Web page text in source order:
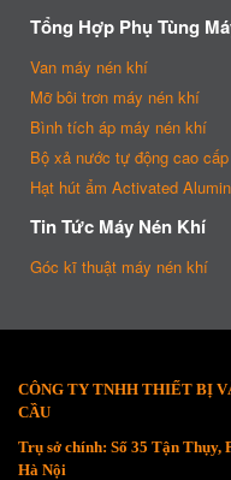
Tổng Hợp Phụ Tùng
Van máy nén khí
Mỡ bôi trơn máy nén khí
Bình tích áp máy nén khí
Bộ xả nước tự động cao cấp
Hạt hút ẩm Activated
Tin Tức Máy Nén Khí
Góc kĩ thuật máy nén khí
CÔNG TY TNHH THIẾT BỊ
CẦU
Trụ sở chính: Số 35 Tận Thụy,
Hà Nội